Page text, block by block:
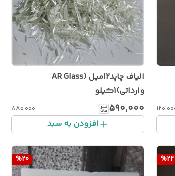
الیاف چاپد12میل (AR Glass
وارداتی)1کیلو
۵۹۰٬۰۰۰ ۸۸۰٬۰۰۰
افزودن به سبد
%22
%20